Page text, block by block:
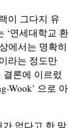
이 그다지 유
‘연세대학교 환
에서는 명확히
라는 정도만
론에 이르렀
Wook’ 으로 아
없다고 한 말